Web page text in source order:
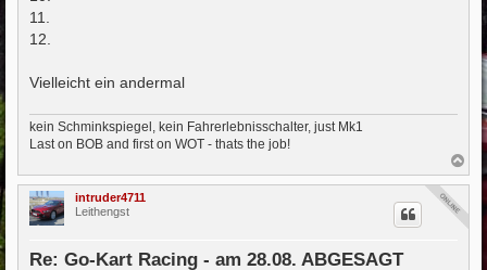
11.
12.
Vielleicht ein andermal
kein Schminkspiegel, kein Fahrerlebnisschalter, just Mk1
Last on BOB and first on WOT - thats the job!
a
c
intruder4711
Leithengst
Re: Go-Kart Racing - am 28.08. ABGESAGT